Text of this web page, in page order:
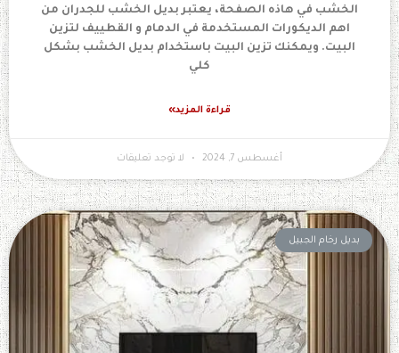
الخشب في هاذه الصفحة، يعتبر بديل الخشب للجدران من
اهم الديكورات المستخدمة في الدمام و القطييف لتزين
البيت. ويمكنك تزين البيت باستخدام بديل الخشب بشكل
كلي
قراءة المزيد»
أغسطس 7, 2024 لا توجد تعليقات
بديل رخام الجبيل